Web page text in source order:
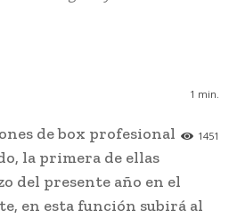
1 min.
1451
de box profesional
la primera de ellas
del presente año en el
en esta función subirá al